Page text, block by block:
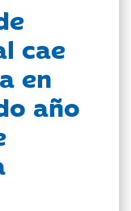
cae
en
año